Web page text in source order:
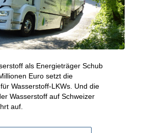
als Energieträger Schub
Euro setzt die
Wasserstoff-LKWs. Und die
Wasserstoff auf Schweizer
auf.